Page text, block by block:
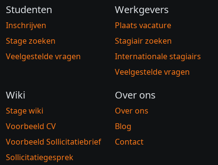
Studenten
Inschrijven
Stage zoeken
Veelgestelde vragen
Werkgevers
Plaats vacature
Stagiair zoeken
Internationale stagiairs
Veelgestelde vragen
Wiki
Stage wiki
Voorbeeld CV
Voorbeeld Sollicitatiebrief
Sollicitatiegesprek
Over ons
Over ons
Blog
Contact